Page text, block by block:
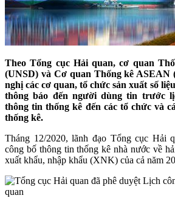
Theo Tổng cục Hải quan, cơ quan
(UNSD) và Cơ quan Thống kê ASEAN
nghị các cơ quan, tổ chức sản xuất số
thông báo đến người dùng tin trước
thông tin thống kê đến các tổ chức và
thống kê.
Tháng 12/2020, lãnh đạo Tổng cục Hải
công bố thông tin thống kê nhà nước về
xuất khẩu, nhập khẩu (XNK) của cả năm